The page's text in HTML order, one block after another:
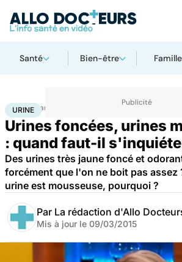
Santé Bien-être Famille
Accueil Santé
URINE
Urines foncées, urines
: quand faut-il
Des urines très jaune foncé et
forcément que l'on ne boit pas assez
urine est mousseuse, pourquoi ?
Par La rédaction d'Allo
Mis à jour le 09/03/2015